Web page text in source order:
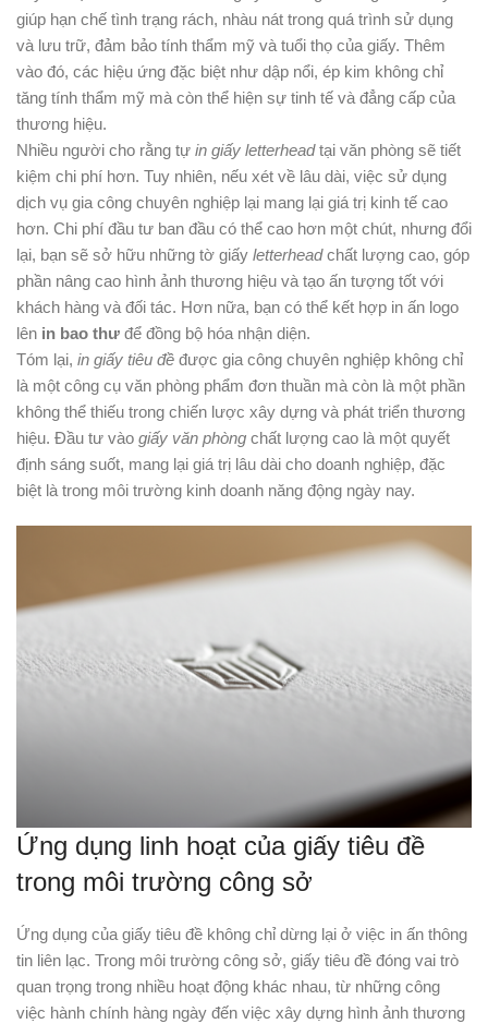
giúp hạn chế tình trạng rách, nhàu nát trong quá trình sử dụng
và lưu trữ, đảm bảo tính thẩm mỹ và tuổi thọ của giấy. Thêm
vào đó, các hiệu ứng đặc biệt như dập nổi, ép kim không chỉ
tăng tính thẩm mỹ mà còn thể hiện sự tinh tế và đẳng cấp của
thương hiệu.
Nhiều người cho rằng tự in giấy letterheadtại văn phòng sẽ tiết
kiệm chi phí hơn. Tuy nhiên, nếu xét về lâu dài, việc sử dụng
dịch vụ gia công chuyên nghiệp lại mang lại giá trị kinh tế cao
hơn. Chi phí đầu tư ban đầu có thể cao hơn một chút, nhưng đổi
lại, bạn sẽ sở hữu những tờ giấy letterheadchất lượng cao, góp
phần nâng cao hình ảnh thương hiệu và tạo ấn tượng tốt với
khách hàng và đối tác. Hơn nữa, bạn có thể kết hợp in ấn logo
lên in bao thư để đồng bộ hóa nhận diện.
Tóm lại, in giấy tiêu đề được gia công chuyên nghiệp không chỉ
là một công cụ văn phòng phẩm đơn thuần mà còn là một phần
không thể thiếu trong chiến lược xây dựng và phát triển thương
hiệu. Đầu tư vào giấy văn phòng chất lượng cao là một quyết
định sáng suốt, mang lại giá trị lâu dài cho doanh nghiệp, đặc
biệt là trong môi trường kinh doanh năng động ngày nay.
Ứng dụng linh hoạt của giấy tiêu đề
trong môi trường công sở
Ứng dụng của giấy tiêu đề không chỉ dừng lại ở việc in ấn thông
tin liên lạc. Trong môi trường công sở, giấy tiêu đề đóng vai trò
quan trọng trong nhiều hoạt động khác nhau, từ những công
việc hành chính hàng ngày đến việc xây dựng hình ảnh thương